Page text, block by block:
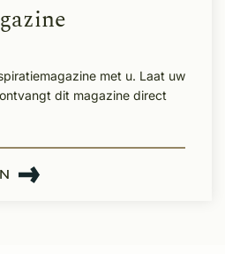
met u. Laat uw
dit magazine direct